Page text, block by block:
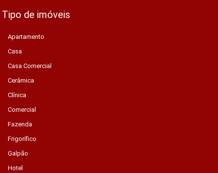
Tipo de imóveis
Apartamento
Casa
Casa Comercial
Cerâmica
Clínica
Comercial
Fazenda
Frigorífico
Galpão
Hotel